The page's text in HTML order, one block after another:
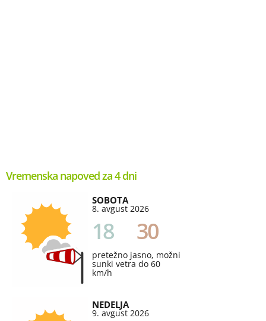
Vremenska napoved za 4 dni
SOBOTA
8. avgust 2026
18 30
pretežno jasno, možni
sunki vetra do 60
km/h
NEDELJA
9. avgust 2026